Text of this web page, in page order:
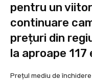
pentru un
continuare
prețuri din
la aproape
Prețul mediu de